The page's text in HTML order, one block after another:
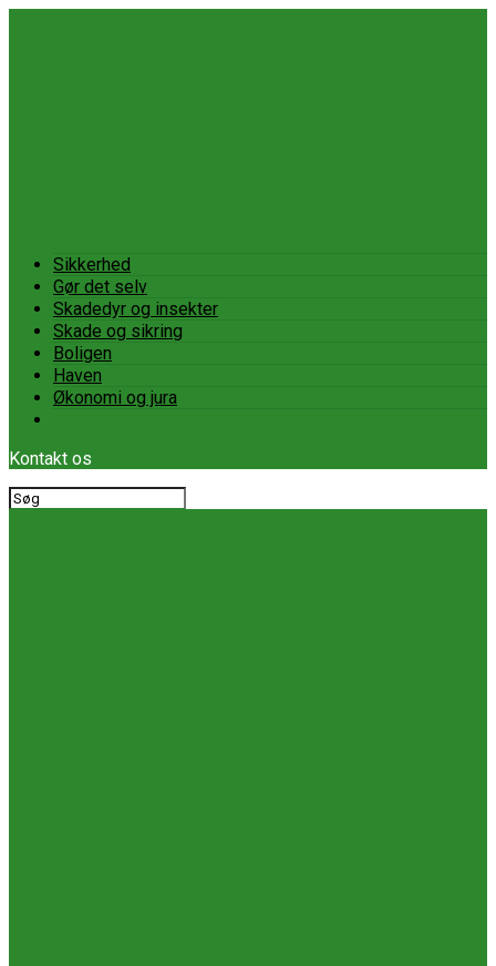
Sikkerhed
Gør det selv
Skadedyr og insekter
Skade og sikring
Boligen
Haven
Økonomi og jura
Kontakt os